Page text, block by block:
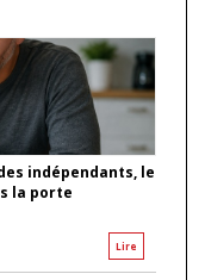
indépendants, le
la porte
Lire